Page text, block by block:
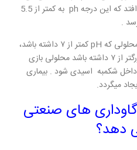
باشد . و اسیدوز زمانی اتفاق می افتد که این درجه ph به کمتر از 5.5
.
در دمای ۲۵ درجه سلسیوس، هر محلولی که pH کمتر از ۷ داشته باشد،
اسیدی و هر محلولی که pH بزرگتر از ۷ داشته باشد محلولی بازی
شکمبه اسیدی شود . بیماری
میگردد.
های صنعتی
دهد؟